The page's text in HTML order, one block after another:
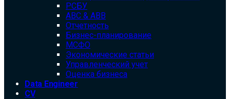
РСБУ
ABC & ABB
Отчетность
Бизнес-планирование
МСФО
Экономические статьи
Управленческий учет
Оценка бизнеса
Data Engineer
CV